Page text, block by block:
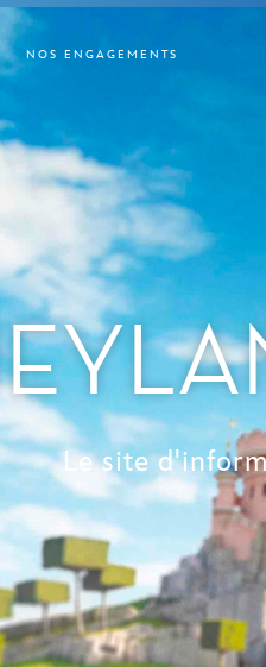
NOS ENGAGEMENTS
Le site